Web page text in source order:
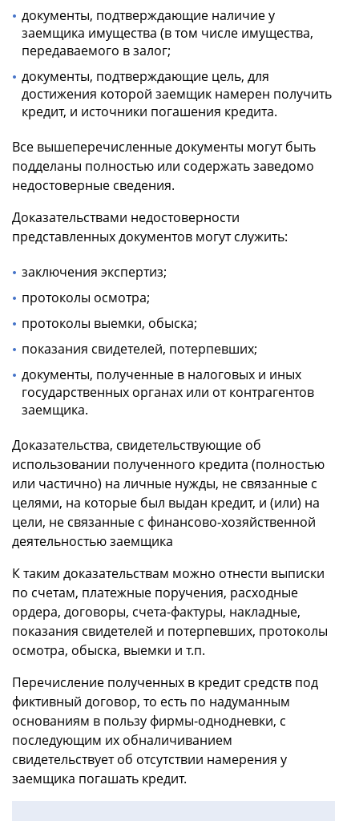
документы, подтверждающие наличие у
заемщика имущества (в том числе имущества,
передаваемого в залог;
документы, подтверждающие цель, для
достижения которой заемщик намерен получить
кредит, и источники погашения кредита.
Все вышеперечисленные документы могут быть
подделаны полностью или содержать заведомо
недостоверные сведения.
Доказательствами недостоверности
представленных документов могут служить:
заключения экспертиз;
протоколы осмотра;
протоколы выемки, обыска;
показания свидетелей, потерпевших;
документы, полученные в налоговых и иных
государственных органах или от контрагентов
заемщика.
Доказательства, свидетельствующие об
использовании полученного кредита (полностью
или частично) на личные нужды, не связанные с
целями, на которые был выдан кредит, и (или) на
цели, не связанные с финансово-хозяйственной
деятельностью заемщика
К таким доказательствам можно отнести выписки
по счетам, платежные поручения, расходные
ордера, договоры, счета-фактуры, накладные,
показания свидетелей и потерпевших, протоколы
осмотра, обыска, выемки и т.п.
Перечисление полученных в кредит средств под
фиктивный договор, то есть по надуманным
основаниям в пользу фирмы-однодневки, с
последующим их обналичиванием
свидетельствует об отсутствии намерения у
заемщика погашать кредит.